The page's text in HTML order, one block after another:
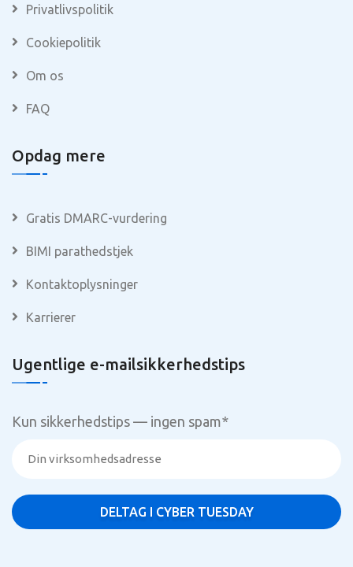
Privatlivspolitik
Cookiepolitik
Om os
FAQ
Opdag mere
Gratis DMARC-vurdering
BIMI parathedstjek
Kontaktoplysninger
Karrierer
Ugentlige e-mailsikkerhedstips
Kun sikkerhedstips — ingen spam*